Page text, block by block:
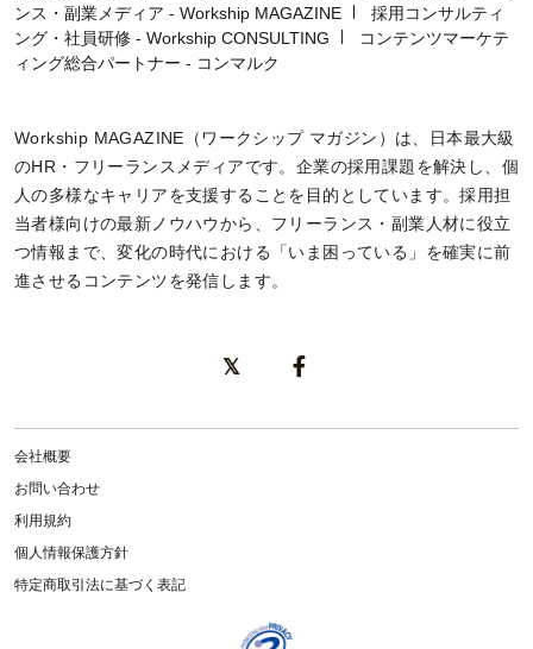
ンス・副業メディア - Workship MAGAZINE
採用コンサルティ
ング・社員研修 - Workship CONSULTING
コンテンツマーケテ
ィング総合パートナー - コンマルク
Workship MAGAZINE（ワークシップ マガジン）は、日本最大級
のHR・フリーランスメディアです。企業の採用課題を解決し、個
人の多様なキャリアを支援することを目的としています。採用担
当者様向けの最新ノウハウから、フリーランス・副業人材に役立
つ情報まで、変化の時代における「いま困っている」を確実に前
進させるコンテンツを発信します。
会社概要
お問い合わせ
利用規約
個人情報保護方針
特定商取引法に基づく表記